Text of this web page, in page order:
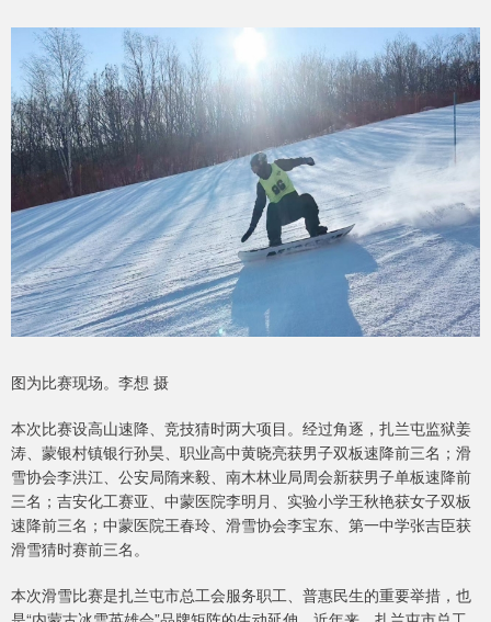
图为比赛现场。李想 摄
本次比赛设高山速降、竞技猜时两大项目。经过角逐，扎兰屯监狱姜
涛、蒙银村镇银行孙昊、职业高中黄晓亮获男子双板速降前三名；滑
雪协会李洪江、公安局隋来毅、南木林业局周会新获男子单板速降前
三名；吉安化工赛亚、中蒙医院李明月、实验小学王秋艳获女子双板
速降前三名；中蒙医院王春玲、滑雪协会李宝东、第一中学张吉臣获
滑雪猜时赛前三名。
本次滑雪比赛是扎兰屯市总工会服务职工、普惠民生的重要举措，也